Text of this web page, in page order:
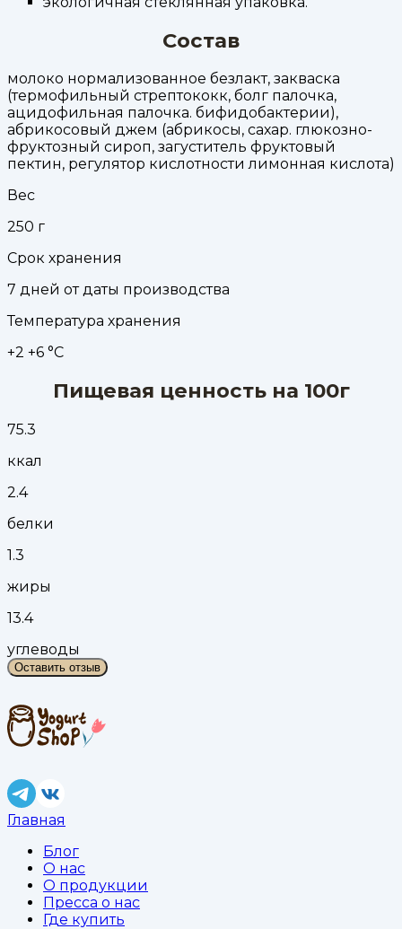
Состав
молоко нормализованное безлакт, закваска
(термофильный стрептококк, болг палочка,
ацидофильная палочка. бифидобактерии),
абрикосовый джем (абрикосы, сахар. глюкозно-
фруктозный сироп, загуститель фруктовый
пектин, регулятор кислотности лимонная кислота)
Вес
250 г
Срок хранения
7 дней от даты производства
Температура хранения
+2 +6 °С
Пищевая ценность на 100г
75.3
ккал
2.4
белки
1.3
жиры
13.4
углеводы
Оставить отзыв
Главная
Блог
О нас
О продукции
Пресса о нас
Где купить